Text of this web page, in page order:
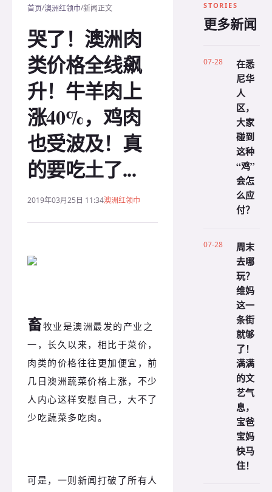
首页/澳洲红领巾/新闻正文
哭了！澳洲肉
类价格全线飙
升！牛羊肉上
涨40%，鸡肉
也受波及！真
的要吃土了...
2019年03月25日 11:34澳洲红领巾
畜牧业是澳洲最发的产业之
一，长久以来，相比于菜价，
肉类的价格往往更加便宜，前
几日澳洲蔬菜价格上涨，不少
人内心这样安慰自己，大不了
少吃蔬菜多吃肉。
可是，一则新闻打破了所有人
STORIES
更多新闻
07-28
在悉
尼华
人
区，
大家
碰到
这种
“鸡”
会怎
么应
付？
07-28
周末
去哪
玩？
维妈
这一
条街
就够
了！
满满
的文
艺气
息，
宝爸
宝妈
快马
住！